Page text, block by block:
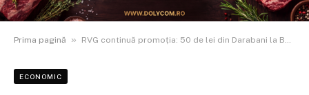
Prima pagină » RVG continuă promoția: 50 de lei din Darabani la București și Otopeni
ECONOMIC